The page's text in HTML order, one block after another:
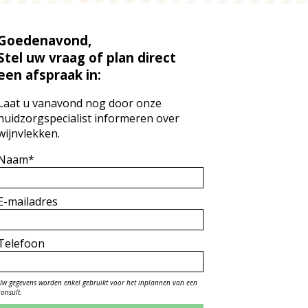
uw vraag of plan direct
afspraak in:
u vanavond nog door onze
informeren over
mailadres
gegevens worden enkel gebruikt voor het inplannen van een